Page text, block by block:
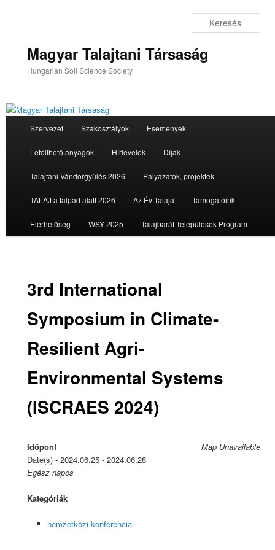
Magyar Talajtani Társaság
Hungarian Soil Science Society
Szervezet Szakosztályok Események
Letölthető anyagok Hírlevelek Díjak
Talajtani Vándorgyűlés 2026 Pályázatok, projektek
TALAJ a talpad alatt 2026 Az Év Talaja Támogatóink
Elérhetőség WSY 2025 Talajbarát Települések Program
3rd International
Symposium in Climate-
Resilient Agri-
Environmental Systems
(ISCRAES 2024)
Map Unavailable
Időpont
Date(s) - 2024.06.25 - 2024.06.28
Egész napos
Kategóriák
nemzetközi konferencia